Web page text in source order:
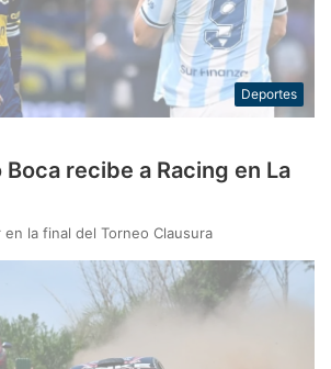
Deportes
recibe a Racing en La
la final del Torneo Clausura